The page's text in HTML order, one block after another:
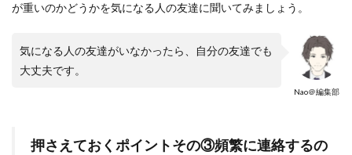
が重いのかどうかを気になる人の友達に聞いてみましょう。
Nao＠編集部
気になる人の友達がいなかったら、自分の友達でも
大丈夫です。
押さえておくポイントその③頻繁に連絡するの